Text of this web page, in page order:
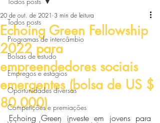
Todos posts
Programas de intercâmbio
Bolsas de estudo
Empregos e estágios
Oportunidades diversas
Competições e premiações
Echoing Green Fellowship
2022 para
empreendedores sociais
emergentes (bolsa de US $
80.000)
20 de out. de 2021 3 min de leitura
Echoing Green investe em jovens para